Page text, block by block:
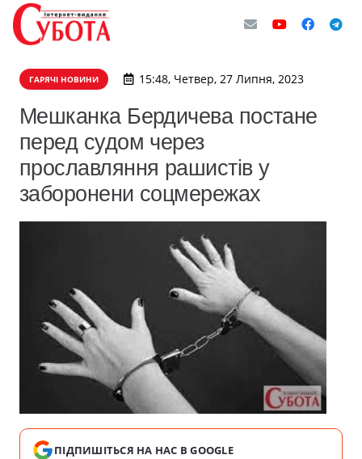
ГАРЯЧІ НОВИНИ 15:48, Четвер, 27 Липня, 2023
Мешканка Бердичева постане
перед судом через
прославляння рашистів у
заборонени соцмережах
ПІДПИШІТЬСЯ НА НАС В GOOGLE